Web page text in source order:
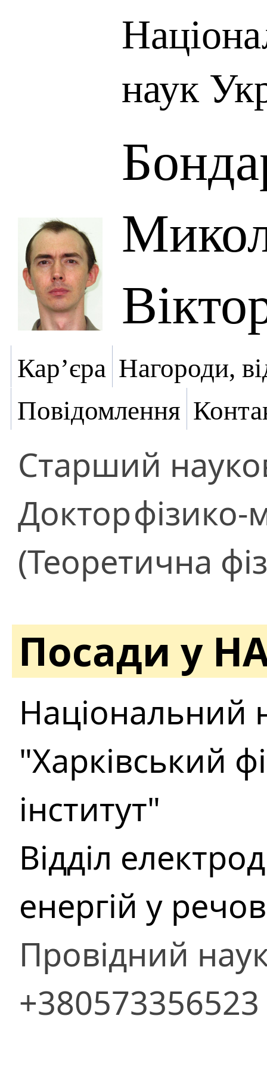
наук
Кар’єра Нагороди,
Повідомлення
Старший
Доктор
(Теоретична
Посади у
Національний
"Харківський
інститут"
Відділ
енергій у
Провідний
+380573356523